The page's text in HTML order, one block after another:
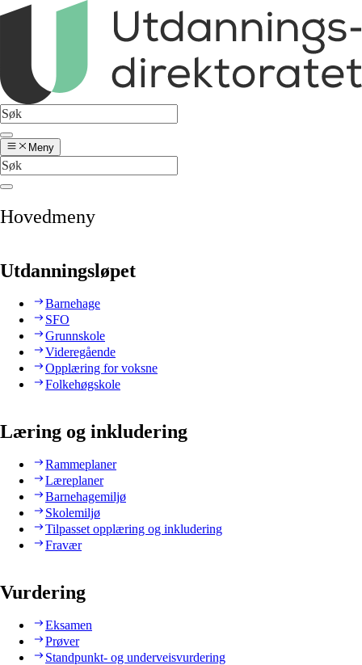
Meny
Hovedmeny
Utdanningsløpet
Barnehage
SFO
Grunnskole
Videregående
Opplæring for voksne
Folkehøgskole
Læring og inkludering
Rammeplaner
Læreplaner
Barnehagemiljø
Skolemiljø
Tilpasset opplæring og inkludering
Fravær
Vurdering
Eksamen
Prøver
Standpunkt- og underveisvurdering